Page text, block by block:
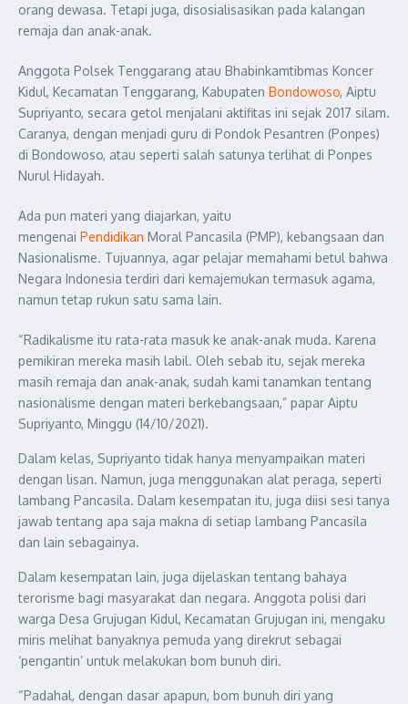
orang dewasa. Tetapi juga, disosialisasikan pada kalangan
remaja dan anak-anak.
Anggota Polsek Tenggarang atau Bhabinkamtibmas Koncer
Kidul, Kecamatan Tenggarang, Kabupaten Bondowoso, Aiptu
Supriyanto, secara getol menjalani aktifitas ini sejak 2017 silam.
Caranya, dengan menjadi guru di Pondok Pesantren (Ponpes)
di Bondowoso, atau seperti salah satunya terlihat di Ponpes
Nurul Hidayah.
Ada pun materi yang diajarkan, yaitu
mengenai Pendidikan Moral Pancasila (PMP), kebangsaan dan
Nasionalisme. Tujuannya, agar pelajar memahami betul bahwa
Negara Indonesia terdiri dari kemajemukan termasuk agama,
namun tetap rukun satu sama lain.
“Radikalisme itu rata-rata masuk ke anak-anak muda. Karena
pemikiran mereka masih labil. Oleh sebab itu, sejak mereka
masih remaja dan anak-anak, sudah kami tanamkan tentang
nasionalisme dengan materi berkebangsaan,” papar Aiptu
Supriyanto, Minggu (14/10/2021).
Dalam kelas, Supriyanto tidak hanya menyampaikan materi
dengan lisan. Namun, juga menggunakan alat peraga, seperti
lambang Pancasila. Dalam kesempatan itu, juga diisi sesi tanya
jawab tentang apa saja makna di setiap lambang Pancasila
dan lain sebagainya.
Dalam kesempatan lain, juga dijelaskan tentang bahaya
terorisme bagi masyarakat dan negara. Anggota polisi dari
warga Desa Grujugan Kidul, Kecamatan Grujugan ini, mengaku
miris melihat banyaknya pemuda yang direkrut sebagai
‘pengantin’ untuk melakukan bom bunuh diri.
“Padahal, dengan dasar apapun, bom bunuh diri yang